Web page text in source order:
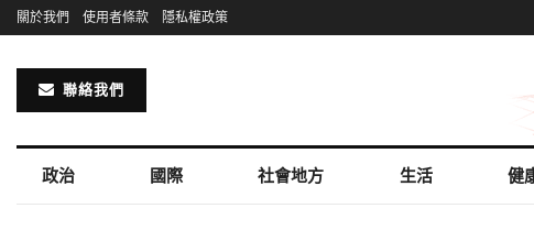
關於我們 使用者條款 隱私權政策
聯絡我們
政治 國際 社會地方 生活 健